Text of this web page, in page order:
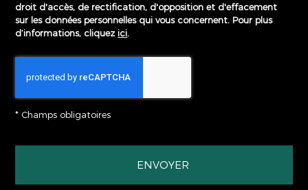
droit d'accès, de rectification, d'opposition et d'effacement
sur les données personnelles qui vous concernent. Pour plus
d’informations, cliquezici.
* Champs obligatoires